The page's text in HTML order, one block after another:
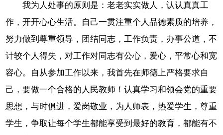
我为人处事的原则是：老老实实做人，认认真真工
作，开开心心生活。自己一贯注重个人品德素质的培养，
努力做到尊重领导，团结同志，工作负责，办事公道，不
计较个人得失，对工作对同志有公心，爱心，平常心和宽
容心。自从参加工作以来，我首先在师德上严格要求自
己，要做一个合格的人民教师！认真学习和领会党的重要
思想，与时俱进，爱岗敬业，为人师表，热爱学生，尊重
学生，争取让每个学生都能享受到最好的教育，都能有不